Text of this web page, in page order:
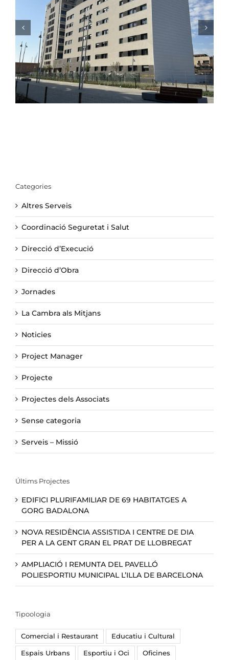
NOVA RESIDÈNCIA ASSISTIDA I CENTRE DE DIA
PER A LA GENT GRAN EL PRAT DE LLOBREGAT
Categories
Altres Serveis
Coordinació Seguretat i Salut
Direcció d’Execució
Direcció d’Obra
Jornades
La Cambra als Mitjans
Noticies
Project Manager
Projecte
Projectes dels Associats
Sense categoria
Serveis – Missió
Últims Projectes
EDIFICI PLURIFAMILIAR DE 69 HABITATGES A
GORG BADALONA
NOVA RESIDÈNCIA ASSISTIDA I CENTRE DE DIA
PER A LA GENT GRAN EL PRAT DE LLOBREGAT
AMPLIACIÓ I REMUNTA DEL PAVELLÓ
POLIESPORTIU MUNICIPAL L’ILLA DE BARCELONA
Tipoologia
Comercial i Restaurant Educatiu i Cultural
Espais Urbans Esportiu i Oci Oficines